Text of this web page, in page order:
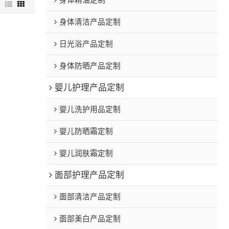
身体清洁产品定制
日光浴产品定制
身体防晒产品定制
婴儿护理产品定制
婴儿洗护用品定制
婴儿防晒霜定制
婴儿润肤霜定制
面部护理产品定制
面部清洁产品定制
面部美白产品定制